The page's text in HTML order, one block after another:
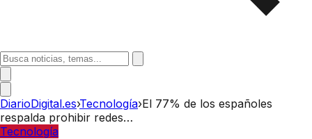
DiarioDigital.es›Tecnología›El 77% de los españoles
respalda prohibir redes…
Tecnología